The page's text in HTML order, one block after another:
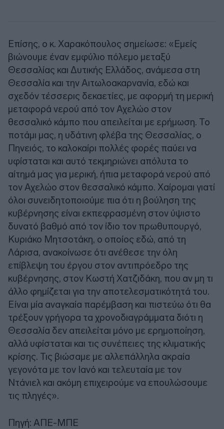
Επίσης, ο κ. Χαρακόπουλος σημείωσε: «Εμείς
βιώνουμε έναν εμφύλιο πόλεμο μεταξύ
Θεσσαλίας και Δυτικής Ελλάδος, ανάμεσα στη
Θεσσαλία και την Αιτωλοακαρνανία, εδώ και
σχεδόν τέσσερις δεκαετίες, με αφορμή τη μερική
μεταφορά νερού από τον Αχελώο στον
θεσσαλικό κάμπο που απειλείται με ερήμωση. Το
ποτάμι μας, η υδάτινη φλέβα της Θεσσαλίας, ο
Πηνειός, το καλοκαίρι πολλές φορές παύει να
υφίσταται και αυτό τεκμηριώνει απόλυτα το
αίτημά μας για μερική, ήπια μεταφορά νερού από
τον Αχελώο στον θεσσαλικό κάμπο. Χαίρομαι γιατί
όλοι συνειδητοποιούμε πια ότι η βούληση της
κυβέρνησης είναι εκπεφρασμένη στον ύψιστο
δυνατό βαθμό από τον ίδιο τον πρωθυπουργό,
Κυριάκο Μητσοτάκη, ο οποίος εδώ, από τη
Λάρισα, ανακοίνωσε ότι ανέθεσε την όλη
επίβλεψη του έργου στον αντιπρόεδρο της
κυβέρνησης, στον Κωστή Χατζιδάκη, που αν μη τι
άλλο φημίζεται για την αποτελεσματικότητά του.
Είναι μία αναγκαία παρέμβαση και πιστεύω ότι θα
τρέξουν γρήγορα τα χρονοδιαγράμματα διότι η
Θεσσαλία δεν απειλείται μόνο με ερημοποίηση,
αλλά υφίσταται και τις συνέπειες της κλιματικής
κρίσης. Τις βιώσαμε με αλλεπάλληλα ακραία
γεγονότα με τον Ιανό και τελευταία με τον
Ντάνιελ και ακόμη επιχειρούμε να επουλώσουμε
τις πληγές».
Πηγή: ΑΠΕ-ΜΠΕ